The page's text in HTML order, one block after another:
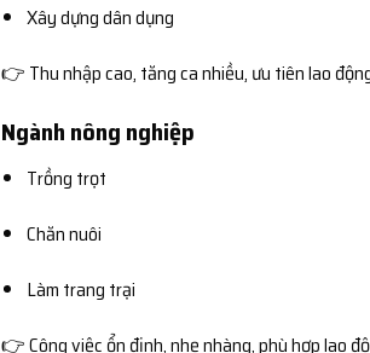
Xây dựng dân dụng
👉 Thu nhập cao, tăng ca nhiều, ưu tiên lao
Ngành nông nghiệp
Trồng trọt
Chăn nuôi
Làm trang trại
👉 Công việc ổn định, nhẹ nhàng, phù hợp lao